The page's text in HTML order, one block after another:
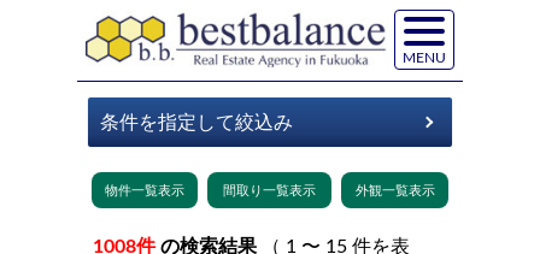
MENU
1008件 の検索結果